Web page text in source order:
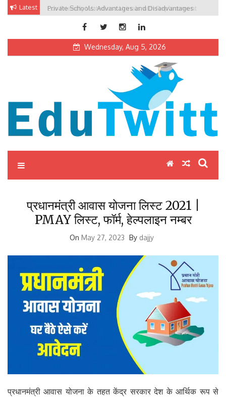
Skip Latest Private Schools: Advantages and Disadvantages
Wednesday, Aug 5, 2026
Edutwitt.com
प्रधानमंत्री आवास योजना लिस्ट 2021 |
PMAY लिस्ट, फॉर्म, हेल्पलाइन नम्बर
On May 27, 2023 By dajjy
प्रधानमंत्री आवास योजना के तहत केंद्र सरकार देश के आर्थिक रूप से